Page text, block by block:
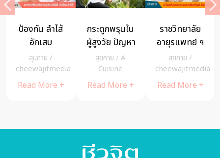
อาหารตัวช่วย
สยบ แผลร้อน
ใน
สุขกาย /
cheewajitmedia
Read More +
กรมควบคุม
โรค จัดส่งยา
ด่วนให้ผู้ติด
เชื้อโควิด 19
ในกทม. ถึง
สุขกาย /
cheewajitmedia
Read More +
20 ปี บนเส้น
ทางการดูแล
สุขภาพกาย
และใจแบบ
องค์รวมด้วย
สุขกาย/A
Cuisine
Read More +